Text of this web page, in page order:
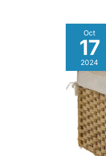
Oct
17
2024